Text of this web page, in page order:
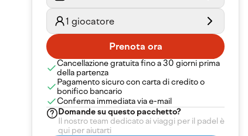
1 giocatore
Prenota ora
Cancellazione gratuita fino a 30 giorni prima
della partenza
Pagamento sicuro con carta di credito o
bonifico bancario
Conferma immediata via e-mail
Domande suquesto pacchetto?
Il nostro team dedicato ai viaggi per il padel è
qui per aiutarti